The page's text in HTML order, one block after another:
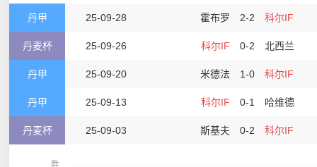
丹甲 25-09-28 霍布罗 2-2 科尔IF
丹麦杯 25-09-26 科尔IF 0-2 北西兰
丹甲 25-09-20 米德法 1-0 科尔IF
丹甲 25-09-13 科尔IF 0-1 哈维德
丹麦杯 25-09-03 斯基夫 0-2 科尔IF
胜